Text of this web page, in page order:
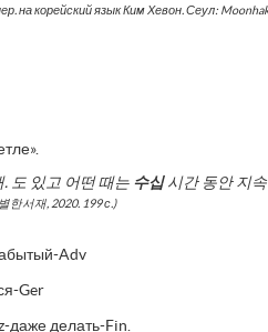
корейский язык Ким Хевон. Сеул: Moonhak
. 도 있고 어떤때는 수십 시간 동안 지
한서재, 2020. 199 с.)
Adv
Ger
даже делать-Fin.